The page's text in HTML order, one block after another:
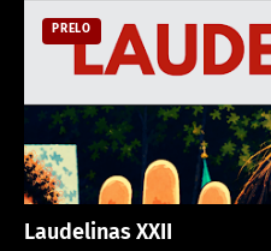
PRELO
Laudelinas XXII